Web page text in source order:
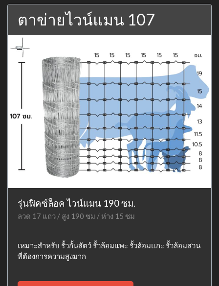
ตาข่ายไวน์แมน 107
รุ่นฟิคซ์ล็อค ไวน์แมน 190 ซม.
ลวด 17 แถว / สูง 190 ซม / ห่าง 15 ซม
เหมาะสำหรับ รั้วกั้นสัตว์ รั้วล้อมแพะ รั้วล้อมแกะ รั้วล้อมสวน
ที่ต้องการความสูงมาก